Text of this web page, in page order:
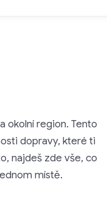
okolní region. Tento
dopravy, které ti
najdeš zde vše, co
místě.